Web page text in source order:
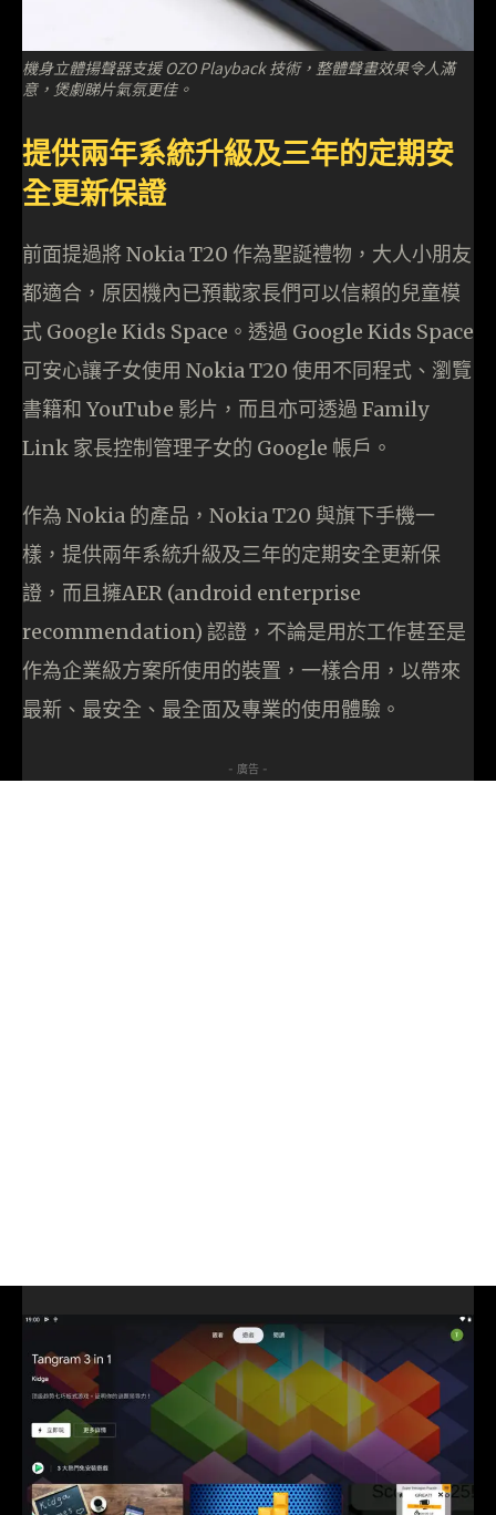
機身立體揚聲器支援 OZO Playback 技術，整體聲畫效果令人滿
意，煲劇睇片氣氛更佳。
提供兩年系統升級及三年的定期安
全更新保證
前面提過將 Nokia T20 作為聖誕禮物，大人小朋友
都適合，原因機內已預載家長們可以信賴的兒童模
式 Google Kids Space。透過 Google Kids Space
可安心讓子女使用 Nokia T20 使用不同程式、瀏覽
書籍和 YouTube 影片，而且亦可透過 Family
Link 家長控制管理子女的 Google 帳戶。
作為 Nokia 的產品，Nokia T20 與旗下手機一
樣，提供兩年系統升級及三年的定期安全更新保
證，而且擁AER (android enterprise
recommendation) 認證，不論是用於工作甚至是
作為企業級方案所使用的裝置，一樣合用，以帶來
最新、最安全、最全面及專業的使用體驗。
- 廣告 -